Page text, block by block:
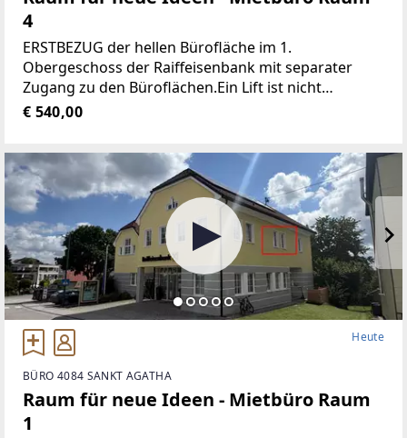
4
ERSTBEZUG der hellen Bürofläche im 1.
Obergeschoss der Raiffeisenbank mit separater
Zugang zu den Büroflächen.Ein Lift ist nicht
vorhanden!Jedes Büro ist mit einem Schließsystem
€ 540,00
Heute
BÜRO 4084 SANKT AGATHA
Raum für neue Ideen - Mietbüro Raum
1